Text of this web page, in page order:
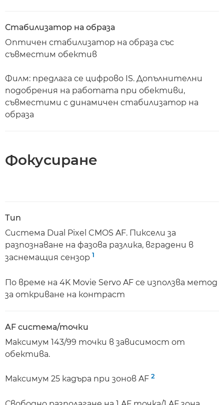
Стабилизатор на образа
Оптичен стабилизатор на образа със
съвместим обектив
Филм: предлага се цифрово IS. Допълнителни
подобрения на работата при обективи,
съвместими с динамичен стабилизатор на
образа
Фокусиране
Тип
Система Dual Pixel CMOS AF. Пиксели за
разпознаване на фазова разлика, вградени в
заснемащия сензор 1
По време на 4K Movie Servo AF се използва метод
за откриване на контраст
AF система/точки
Максимум 143/99 точки в зависимост от
обектива.
Максимум 25 кадъра при зонов AF 2